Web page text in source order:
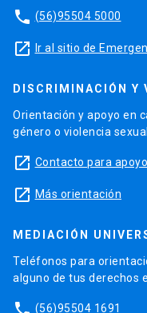
phone (56)95504 5000
launch Ir al sitio de
DISCRIMINACIÓN Y
Orientación y apoyo en
género o violencia
launch Contacto para apoyo
launch Más orientación
MEDIACIÓN
Teléfonos para
alguno de tus derechos
(56)95504 1691